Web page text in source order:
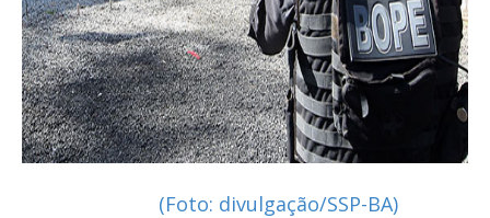
(Foto: divulgação/SSP-BA)